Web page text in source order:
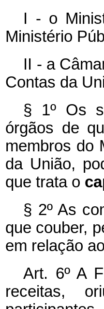
I - o
Ministério
II - a
Contas da
§ 1º Os
órgãos de
membros do
da União,
que trata o
§ 2º As
que couber,
em relação
Art. 6º A
receitas,